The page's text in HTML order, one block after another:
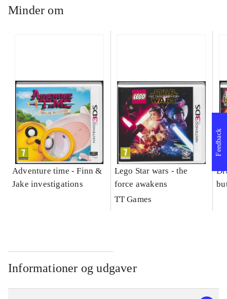
Minder om
Adventure time - Finn &
Jake investigations
Lego Star wars - the
force awakens
TT Games
Informationer og udgaver
Feedback